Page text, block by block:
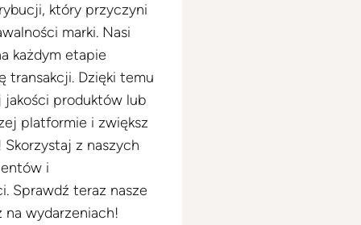
który przyczyni
marki. Nasi
każdym etapie
transakcji. Dzięki temu
jakości produktów lub
platformie i zwiększ
z naszych
i
Sprawdź teraz nasze
wydarzeniach!